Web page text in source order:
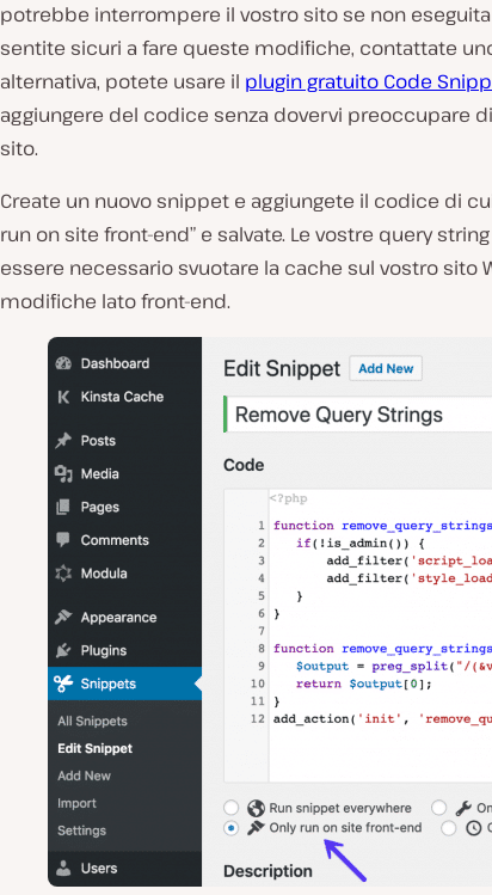
potrebbe interrompere il vostro sito se non
sentite sicuri a fare queste modifiche, contattate
alternativa, potete usare il plugin gratuito Code
aggiungere del codice senza dovervi preoccupare
sito.
Create un nuovo snippet e aggiungete il codice di
run on site front-end” e salvate. Le vostre query
essere necessario svuotare la cache sul vostro sito
modifiche lato front-end.